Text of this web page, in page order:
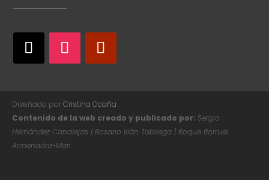
Diseñado porCristina Ocaña
Contenido de la web creado y publicado por: Sergio
Hernández Canalejas | Rosario Illán Tabliega | Roque Borruel
Armendáriz-Mari